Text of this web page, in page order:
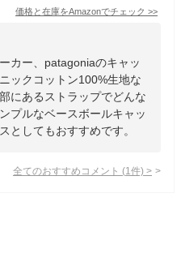
価格と在庫をAmazonでチェック >>
カー、patagoniaのキャッ
ックコットン100%生地な
にあるストラップでどんな
プルなベースボールキャッ
としてもおすすめです。
全てのおすすめコメント (1 件) >